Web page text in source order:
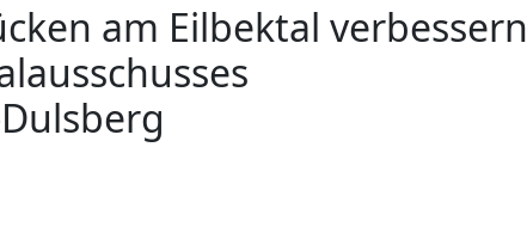
am Eilbektal verbessern